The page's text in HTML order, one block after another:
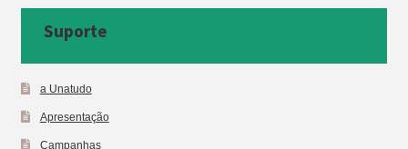
Suporte
a Unatudo
Apresentação
Campanhas